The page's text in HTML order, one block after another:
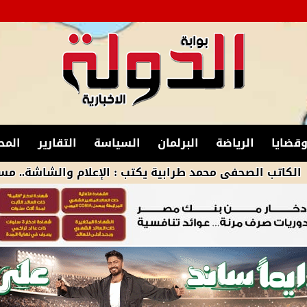
الرياضة البرلمان السياسة التقارير
محمد طرابية يكتب : الإعلام والشاشة.. مسؤولية